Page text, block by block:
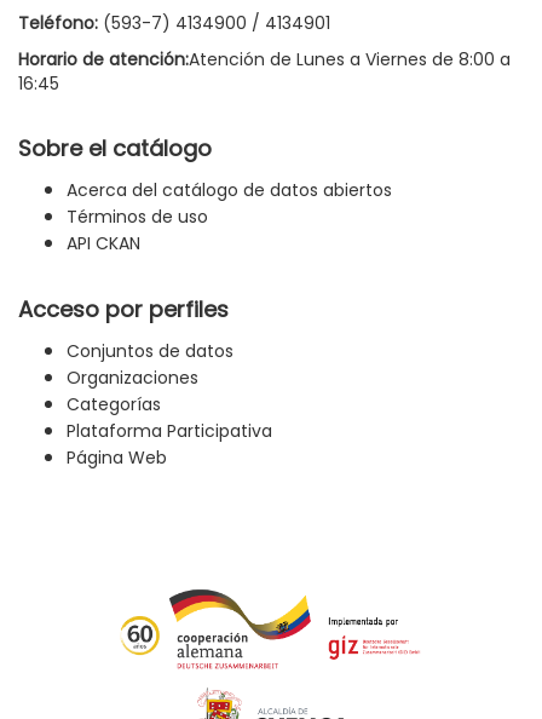
Teléfono: (593-7) 4134900 / 4134901
Horario de atención:Atención de Lunes a Viernes de 8:00 a
16:45
Sobre el catálogo
Acerca del catálogo de datos abiertos
Términos de uso
API CKAN
Acceso por perfiles
Conjuntos de datos
Organizaciones
Categorías
Plataforma Participativa
Página Web